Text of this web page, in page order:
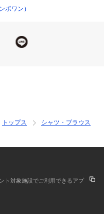
ポワン）
トップス
シャツ・ブラウス
ト対象施設でご利用できるアプ